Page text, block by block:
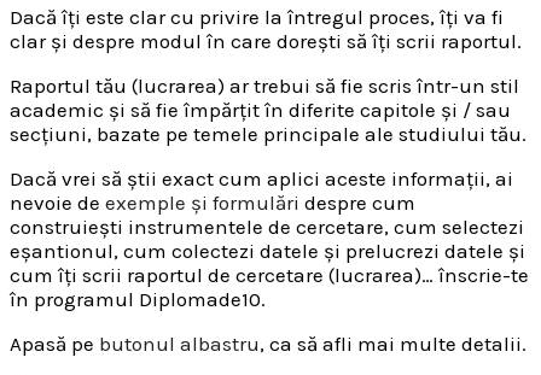
Dacă îți este clar cu privire la întregul proces, îți va fi
clar și despre modul în care dorești să îți scrii raportul.
Raportul tău (lucrarea) ar trebui să fie scris într-un stil
academic și să fie împărțit în diferite capitole și / sau
secțiuni, bazate pe temele principale ale studiului tău.
Dacă vrei să știi exact cum aplici aceste informații, ai
nevoie de exemple și formulări despre cum
construiești instrumentele de cercetare, cum selectezi
eșantionul, cum colectezi datele și prelucrezi datele și
cum îți scrii raportul de cercetare (lucrarea)… înscrie-te
în programul Diplomade10.
Apasă pe butonul albastru, ca să afli mai multe detalii.